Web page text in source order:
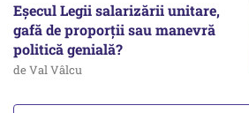
Eșecul Legii salarizării unitare,
gafă de proporții sau manevră
politică genială?
de Val Vâlcu